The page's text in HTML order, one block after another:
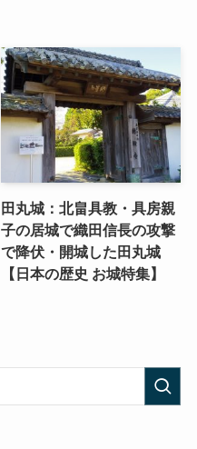
田丸城：北畠具教・具房親
子の居城で織田信長の攻撃
で降伏・開城した田丸城
【日本の歴史 お城特集】